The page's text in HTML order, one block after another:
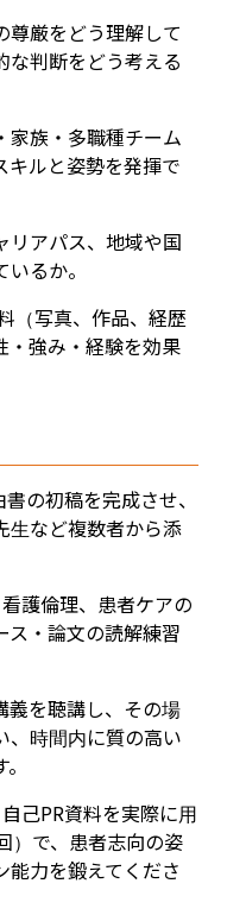
尊厳をどう理解して
な判断をどう考える
家族・多職種チーム
キルと姿勢を発揮で
リアパス、地域や国
るか。
（写真、作品、経歴
・強み・経験を効果
の初稿を完成させ、
生など複数者から添
護倫理、患者ケアの
ス・論文の読解練習
義を聴講し、その場
、時間内に質の高い
己PR資料を実際に用
）で、患者志向の姿
力を鍛えてくださ